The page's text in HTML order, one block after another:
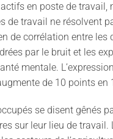
en poste de travail,
de travail ne résolvent
de corrélation entre les
par le bruit et les
mentale.
de 10 points en
se disent gênés
sur leur lieu de travail.